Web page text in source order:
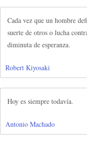
Cada vez que un hombre
suerte de otros o lucha
diminuta de esperanza.
Robert Kiyosaki
Hoy es siempre todavía.
Antonio Machado